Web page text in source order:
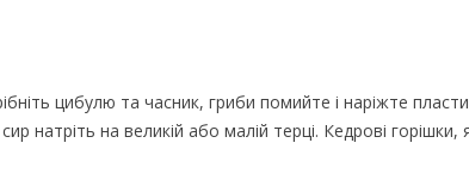
цибулю та часник, гриби помийте і наріжте
натріть на великій або малій терці. Кедрові горішки,